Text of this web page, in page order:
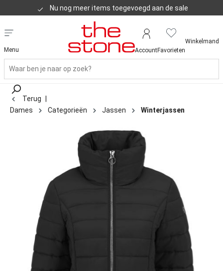
Nu nog meer items toegevoegd aan de sale
Klanten geven ons een 8,8
Menu AccountFavorieten
Winkelmand
Terug
Dames
Categorieën Jassen Winterjassen